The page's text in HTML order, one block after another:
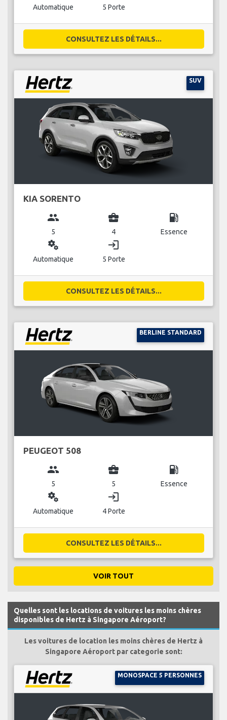
Automatique 5 Porte
CONSULTEZ LES DÉTAILS...
SUV
KIA SORENTO
group
5
business_center
4
local_gas_station
Essence
miscellaneous_services
Automatique
login
5 Porte
CONSULTEZ LES DÉTAILS...
BERLINE STANDARD
PEUGEOT 508
group
5
business_center
5
local_gas_station
Essence
miscellaneous_services
Automatique
login
4 Porte
CONSULTEZ LES DÉTAILS...
VOIR TOUT
Quelles sont les locations de voitures les moins chères
disponibles de Hertz à Singapore Aéroport?
Les voitures de location les moins chères de Hertz à
Singapore Aéroport par categorie sont:
MONOSPACE 5 PERSONNES